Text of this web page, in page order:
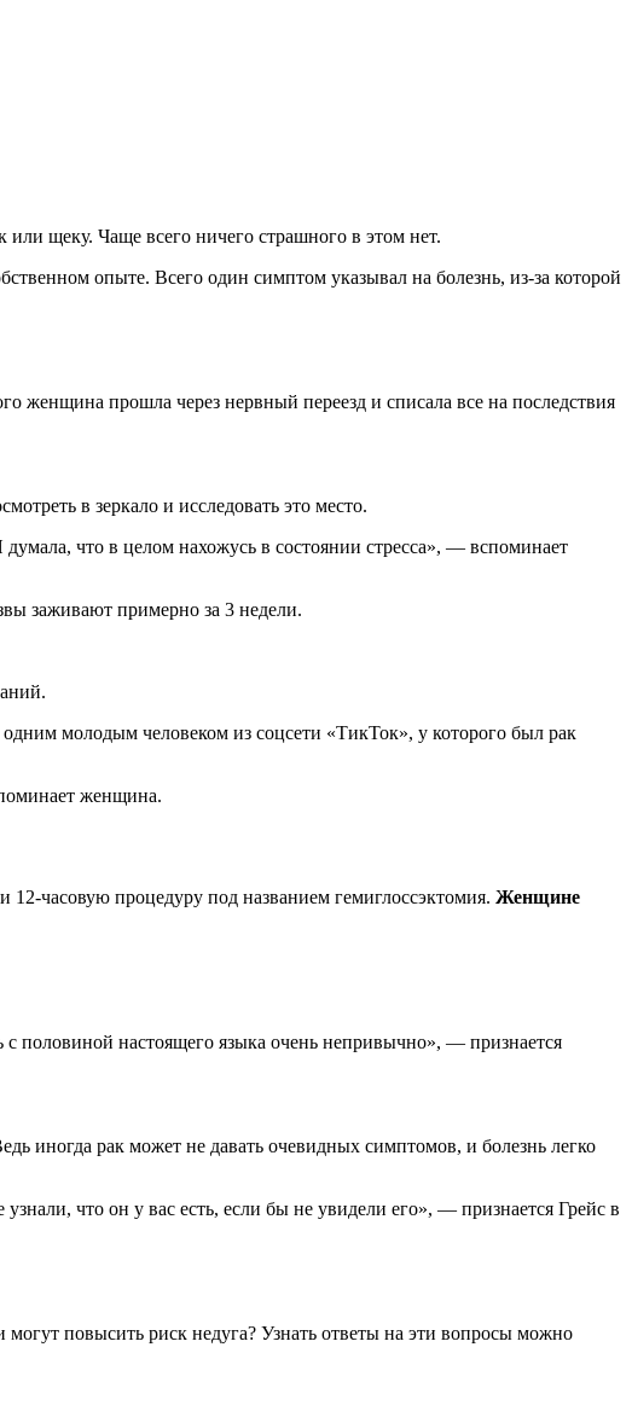
щеку. Чаще всего ничего страшного в этом нет.
опыте. Всего один симптом указывал на болезнь, из-за которой
женщина прошла через нервный переезд и списала все на последствия
в зеркало и исследовать это место.
что в целом нахожусь в состоянии стресса», — вспоминает
заживают примерно за 3 недели.
молодым человеком из соцсети «ТикТок», у которого был рак
женщина.
12-часовую процедуру под названием гемиглоссэктомия. Женщине
с половиной настоящего языка очень непривычно», — признается
иногда рак может не давать очевидных симптомов, и болезнь легко
что он у вас есть, если бы не увидели его», — признается Грейс в
повысить риск недуга? Узнать ответы на эти вопросы можно